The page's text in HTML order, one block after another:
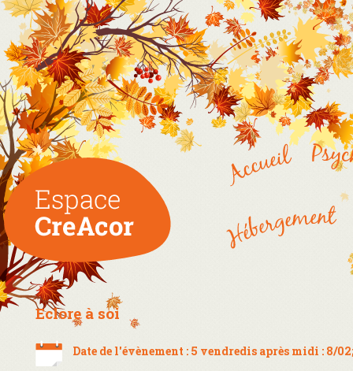
Eclore à soi
Date de l'évènement : 5 vendredis après midi : 8/